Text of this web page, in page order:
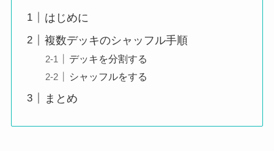
はじめに
複数デッキのシャッフル手順
デッキを分割する
シャッフルをする
まとめ